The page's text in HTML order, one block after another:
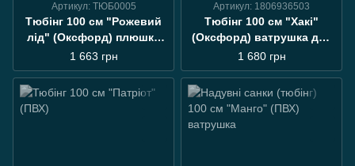
Артикул: ТЮБ0005
Тюбінг 100 см "Рожевий
лід" (Оксфорд) плюшка
для снігу
1 663 грн
Артикул: 1806936503
Тюбінг 100 см "Хакі"
(Оксфорд) ватрушка для
снігу
1 680 грн